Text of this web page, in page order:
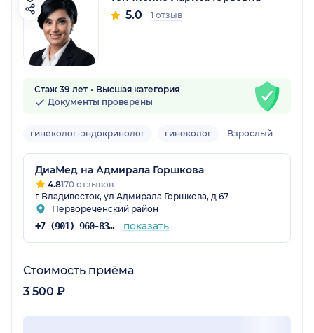
5.0 1 отзыв
Стаж 39 лет
Высшая категория
Документы проверены
гинеколог-эндокринолог гинеколог Взрослый
ДиаМед на Адмирала Горшкова
4.8170 отзывов
г Владивосток, ул Адмирала Горшкова, д 67
Первореченский район
+7 (901) 960-83-48 показать
Стоимость приёма
3 500 ₽